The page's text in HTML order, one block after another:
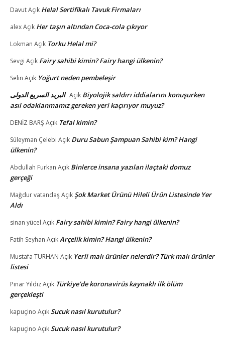
DavutAçık Helal Sertifikalı Tavuk Firmaları
alexAçık Her taşın altından Coca-cola çıkıyor
Lokman Açık Torku Helal mi?
Sevgi Açık Fairy sahibi kimin? Fairy hangi ülkenin?
Selin Açık Yoğurt neden pembeleşir
البريد السريع الدولى Açık Biyolojik saldırı iddialarını konuşurken
asıl odaklanmamız gereken yeri kaçırıyor muyuz?
DENİZ BARŞ Açık Tefal kimin?
Süleyman Çelebi Açık Duru Sabun Şampuan Sahibi kim? Hangi
ülkenin?
Abdullah Furkan Açık Binlerce insana yazılan ilaçtaki domuz
gerçeği
Mağdur vatandaşAçıkŞok Market Ürünü Hileli Ürün Listesinde Yer
Aldı
sinan yücel Açık Fairy sahibi kimin? Fairy hangi ülkenin?
Fatih Seyhan AçıkArçelik kimin? Hangi ülkenin?
Mustafa TURHAN Açık Yerli malı ürünler nelerdir? Türk malı ürünler
listesi
Pınar YıldızAçık Türkiye’de koronavirüs kaynaklı ilk ölüm
gerçekleşti
kapuçino AçıkSucuk nasıl kurutulur?
kapuçino AçıkSucuk nasıl kurutulur?